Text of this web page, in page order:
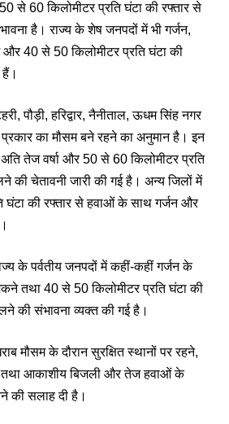
से 60 किलोमीटर प्रति घंटा की रफ्तार से
है। राज्य के शेष जनपदों में भी गर्जन,
40 से 50 किलोमीटर प्रति घंटा की
पौड़ी, हरिद्वार, नैनीताल, ऊधम सिंह नगर
प्रकार का मौसम बने रहने का अनुमान है। इन
तेज वर्षा और 50 से 60 किलोमीटर प्रति
की चेतावनी जारी की गई है। अन्य जिलों में
घंटा की रफ्तार से हवाओं के साथ गर्जन और
के पर्वतीय जनपदों में कहीं-कहीं गर्जन के
तथा 40 से 50 किलोमीटर प्रति घंटा की
की संभावना व्यक्त की गई है।
मौसम के दौरान सुरक्षित स्थानों पर रहने,
तथा आकाशीय बिजली और तेज हवाओं के
की सलाह दी है।